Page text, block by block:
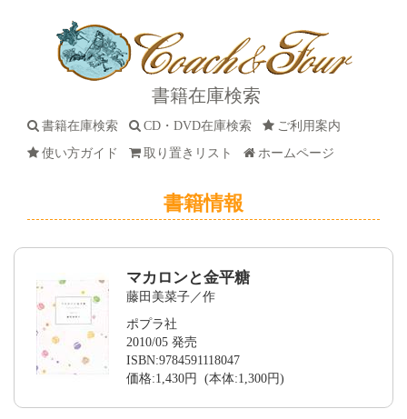
書籍在庫検索
書籍在庫検索 CD・DVD在庫検索
ご利用案内
使い方ガイド
取り置きリスト ホームページ
書籍情報
マカロンと金平糖
藤田美菜子／作
ポプラ社
2010/05 発売
ISBN:9784591118047
価格:1,430円 (本体:1,300円)